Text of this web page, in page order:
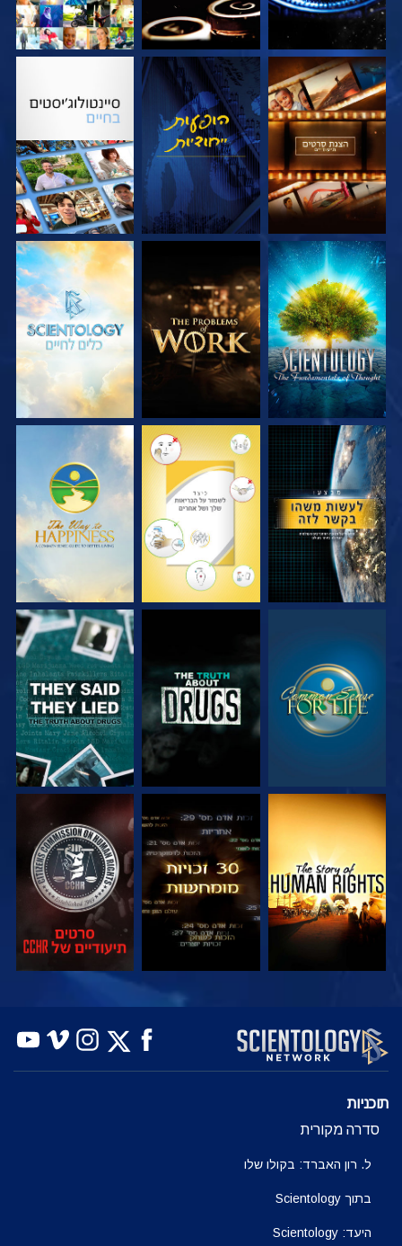
בדוק את הסדרה צפה בדוק את הסדרה
בדוק את הסדרה בדוק את הסדרה בדוק את הסדרה
צפה צפה
צפה צפה צפה
צפה צפה צפה
צפה בדוק את הסדרה
תוכניות
סדרה מקורית
ל. רון האברד: בקולו שלו
בתוך Scientology
היעד: Scientology